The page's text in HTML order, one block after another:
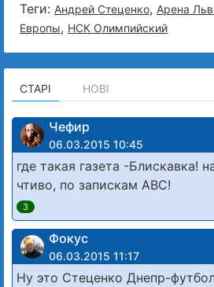
Теги: Андрей Стеценко, Арена
Европы, НСК Олимпийский
СТАРІ НОВІ
Чефир
06.03.2015 10:45
где такая газета -Блискавка!
чтиво, по запискам АВС!
3
Фокус
06.03.2015 11:17
Ну это Стеценко Днепр-